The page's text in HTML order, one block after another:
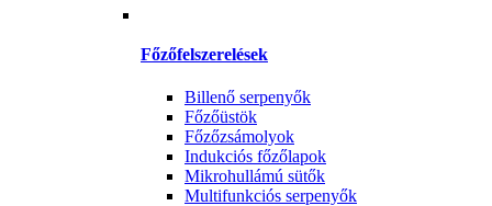
Főzőfelszerelések
Billenő serpenyők
Főzőüstök
Főzőzsámolyok
Indukciós főzőlapok
Mikrohullámú sütők
Multifunkciós serpenyők